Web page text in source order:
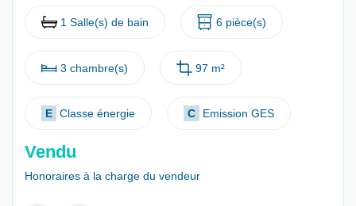
1 Salle(s) de bain 6 pièce(s)
3 chambre(s) 97 m²
E Classe énergie C Emission GES
Vendu
Honoraires à la charge du vendeur